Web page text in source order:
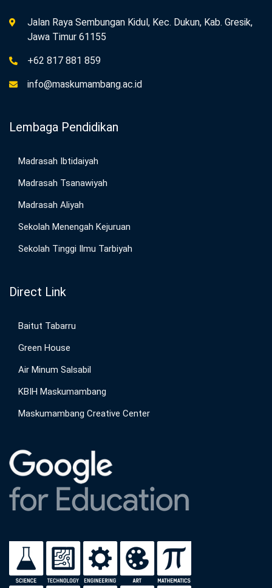
Jalan Raya Sembungan Kidul, Kec. Dukun, Kab. Gresik,
Jawa Timur 61155
+62 817 881 859
info@maskumambang.ac.id
Lembaga Pendidikan
Madrasah Ibtidaiyah
Madrasah Tsanawiyah
Madrasah Aliyah
Sekolah Menengah Kejuruan
Sekolah Tinggi Ilmu Tarbiyah
Direct Link
Baitut Tabarru
Green House
Air Minum Salsabil
KBIH Maskumambang
Maskumambang Creative Center